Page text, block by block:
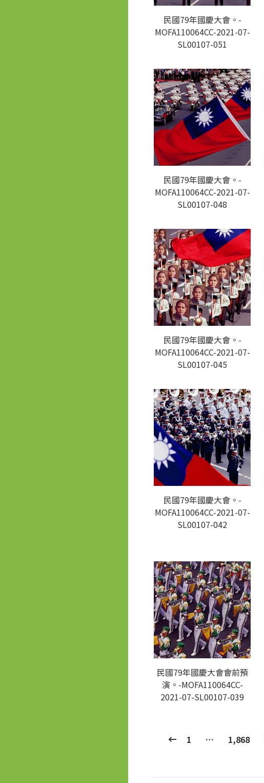
民國79年國慶大會。-
MOFA110064CC-2021-07-
SL00107-051
民國79年國慶大會。-
MOFA110064CC-2021-07-
SL00107-048
民國79年國慶大會。-
MOFA110064CC-2021-07-
SL00107-045
民國79年國慶大會。-
MOFA110064CC-2021-07-
SL00107-042
民國79年國慶大會會前預
演。-MOFA110064CC-
2021-07-SL00107-039
1 … 1,868